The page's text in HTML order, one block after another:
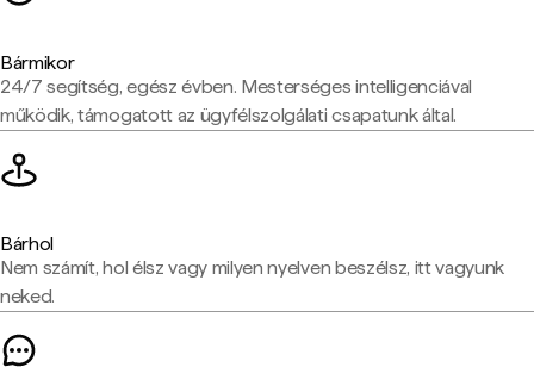
Bármikor
24/7 segítség, egész évben. Mesterséges intelligenciával
működik, támogatott az ügyfélszolgálati csapatunk által.
Bárhol
Nem számít, hol élsz vagy milyen nyelven beszélsz, itt vagyunk
neked.